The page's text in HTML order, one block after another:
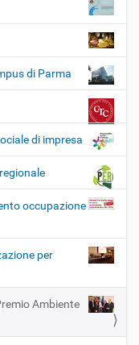
di Parma
di impresa
occupazione
per
Ambiente